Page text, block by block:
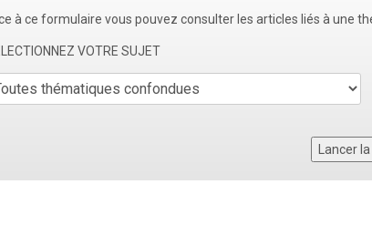
à ce formulaire vous pouvez consulter les articles liés à une
VOTRE SUJET